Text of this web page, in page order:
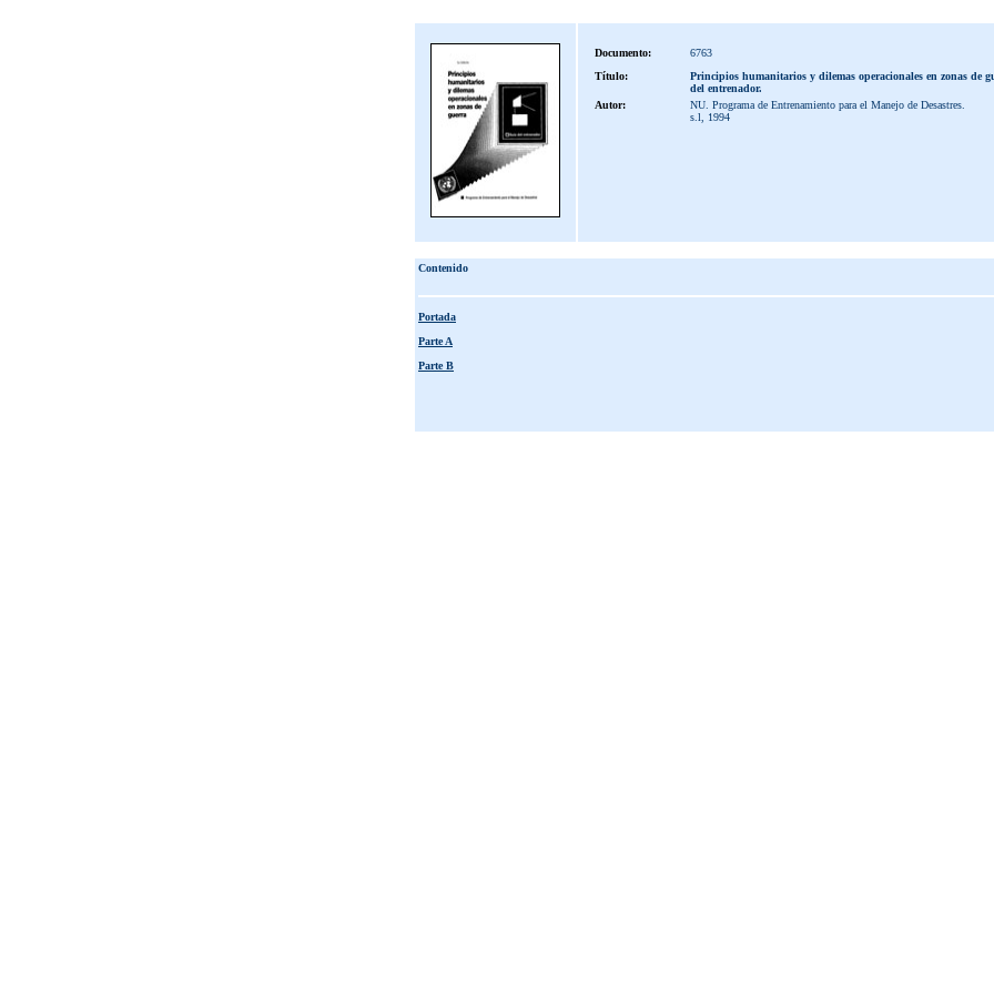
Documento:
6763
Título:
Principios humanitarios y dilemas operacionales en zonas de
del entrenador.
Autor:
NU. Programa de Entrenamiento para el Manejo de Desastres.
s.l, 1994
Contenido
Portada
Parte A
Parte B